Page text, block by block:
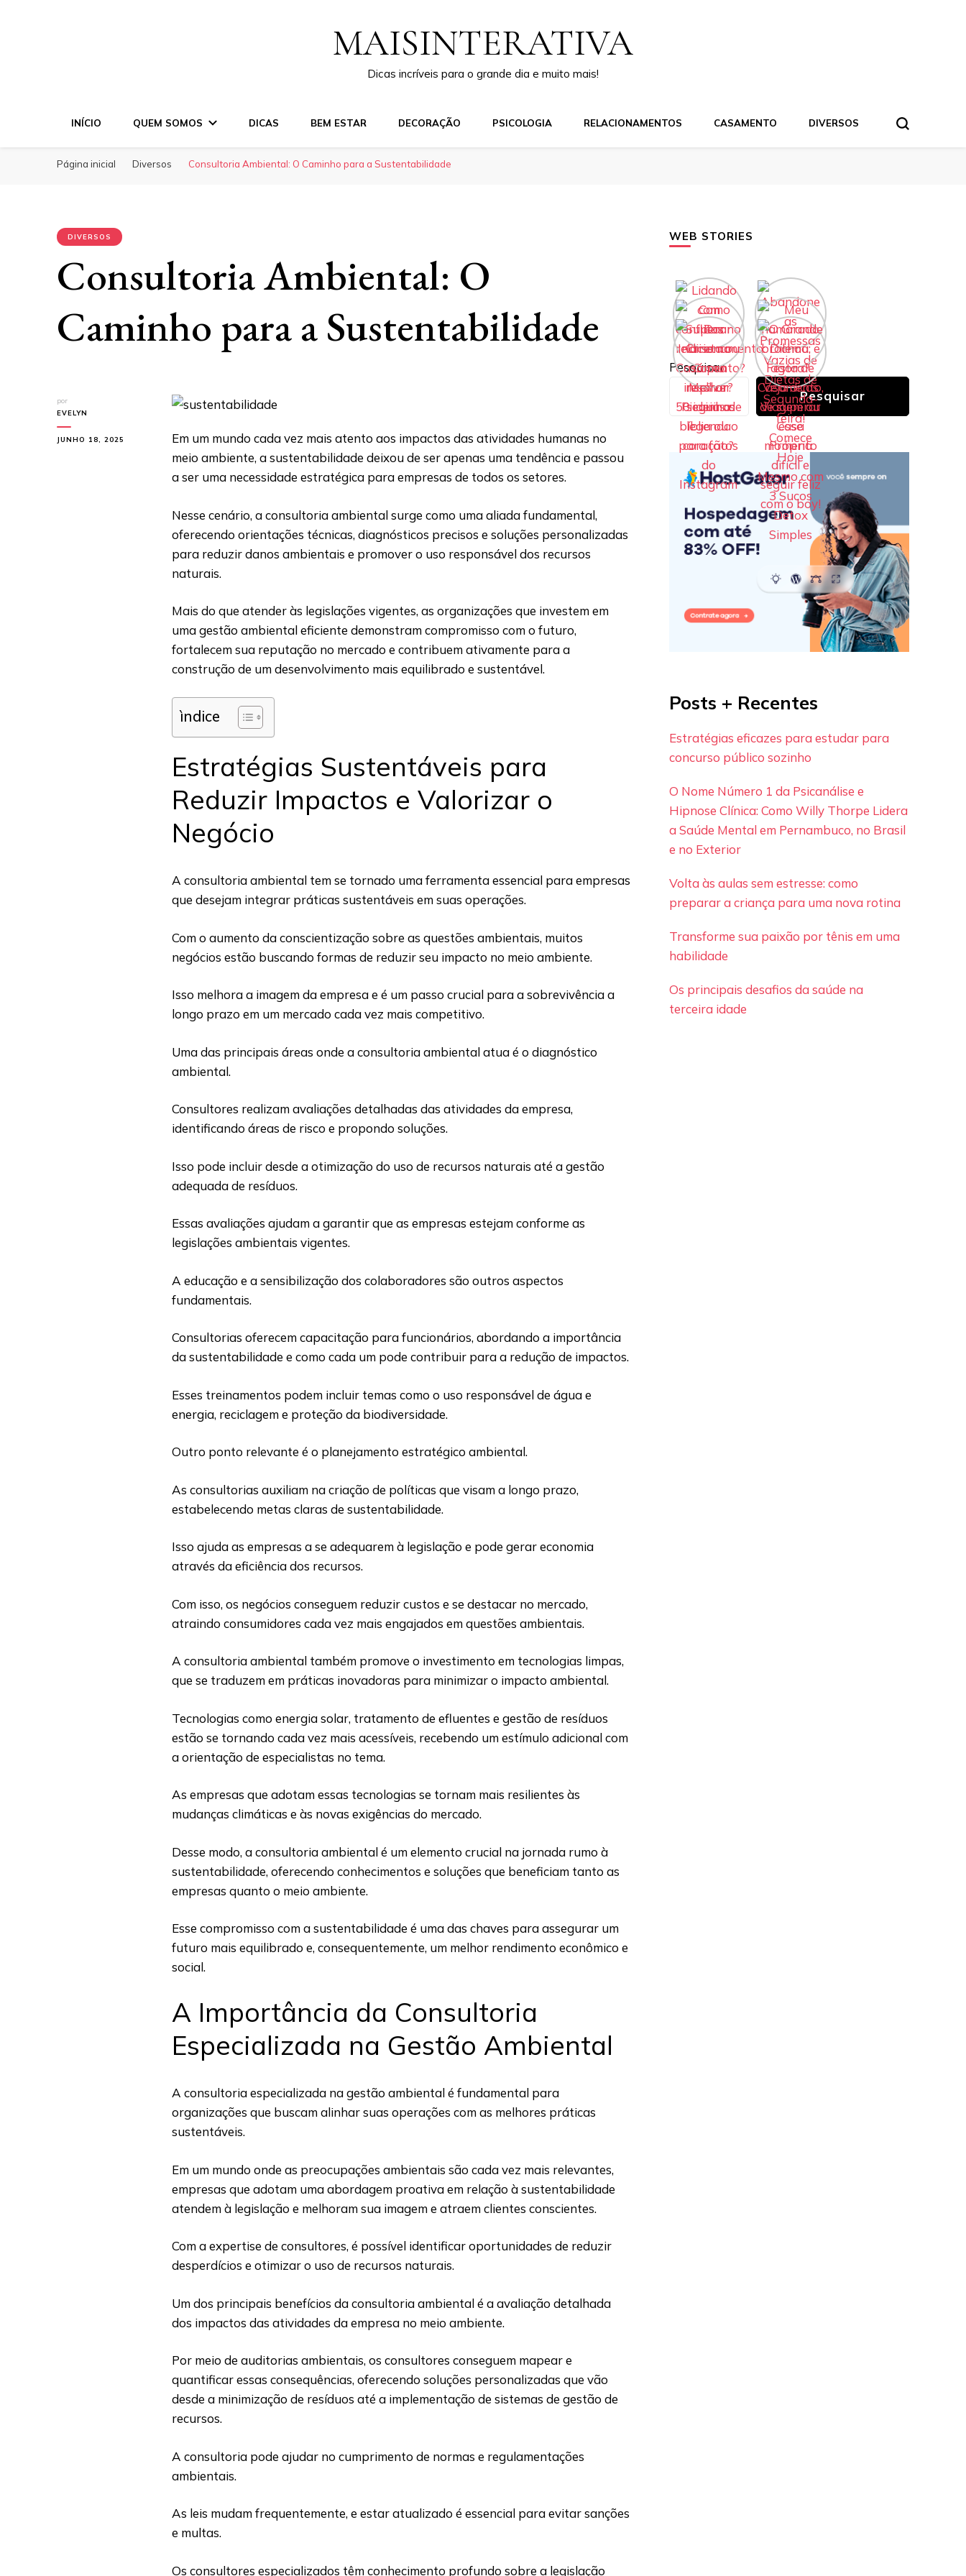
MAISINTERATIVA
Dicas incríveis para o grande dia e muito mais!
INÍCIO QUEM SOMOS DICAS BEM ESTAR DECORAÇÃO PSICOLOGIA RELACIONAMENTOS CASAMENTO DIVERSOS
Página inicial Diversos Consultoria Ambiental: O Caminho para a Sustentabilidade
DIVERSOS
Consultoria Ambiental: O
Caminho para a Sustentabilidade
por
EVELYN
JUNHO 18, 2025
Em um mundo cada vez mais atento aos impactos das atividades humanas no
meio ambiente, a sustentabilidade deixou de ser apenas uma tendência e passou
a ser uma necessidade estratégica para empresas de todos os setores.
Nesse cenário, a consultoria ambiental surge como uma aliada fundamental,
oferecendo orientações técnicas, diagnósticos precisos e soluções personalizadas
para reduzir danos ambientais e promover o uso responsável dos recursos
naturais.
Mais do que atender às legislações vigentes, as organizações que investem em
uma gestão ambiental eficiente demonstram compromisso com o futuro,
fortalecem sua reputação no mercado e contribuem ativamente para a
construção de um desenvolvimento mais equilibrado e sustentável.
ìndice
Estratégias Sustentáveis para
Reduzir Impactos e Valorizar o
Negócio
A consultoria ambiental tem se tornado uma ferramenta essencial para empresas
que desejam integrar práticas sustentáveis em suas operações.
Com o aumento da conscientização sobre as questões ambientais, muitos
negócios estão buscando formas de reduzir seu impacto no meio ambiente.
Isso melhora a imagem da empresa e é um passo crucial para a sobrevivência a
longo prazo em um mercado cada vez mais competitivo.
Uma das principais áreas onde a consultoria ambiental atua é o diagnóstico
ambiental.
Consultores realizam avaliações detalhadas das atividades da empresa,
identificando áreas de risco e propondo soluções.
Isso pode incluir desde a otimização do uso de recursos naturais até a gestão
adequada de resíduos.
Essas avaliações ajudam a garantir que as empresas estejam conforme as
legislações ambientais vigentes.
A educação e a sensibilização dos colaboradores são outros aspectos
fundamentais.
Consultorias oferecem capacitação para funcionários, abordando a importância
da sustentabilidade e como cada um pode contribuir para a redução de impactos.
Esses treinamentos podem incluir temas como o uso responsável de água e
energia, reciclagem e proteção da biodiversidade.
Outro ponto relevante é o planejamento estratégico ambiental.
As consultorias auxiliam na criação de políticas que visam a longo prazo,
estabelecendo metas claras de sustentabilidade.
Isso ajuda as empresas a se adequarem à legislação e pode gerar economia
através da eficiência dos recursos.
Com isso, os negócios conseguem reduzir custos e se destacar no mercado,
atraindo consumidores cada vez mais engajados em questões ambientais.
A consultoria ambiental também promove o investimento em tecnologias limpas,
que se traduzem em práticas inovadoras para minimizar o impacto ambiental.
Tecnologias como energia solar, tratamento de efluentes e gestão de resíduos
estão se tornando cada vez mais acessíveis, recebendo um estímulo adicional com
a orientação de especialistas no tema.
As empresas que adotam essas tecnologias se tornam mais resilientes às
mudanças climáticas e às novas exigências do mercado.
Desse modo, a consultoria ambiental é um elemento crucial na jornada rumo à
sustentabilidade, oferecendo conhecimentos e soluções que beneficiam tanto as
empresas quanto o meio ambiente.
Esse compromisso com a sustentabilidade é uma das chaves para assegurar um
futuro mais equilibrado e, consequentemente, um melhor rendimento econômico e
social.
A Importância da Consultoria
Especializada na Gestão Ambiental
A consultoria especializada na gestão ambiental é fundamental para
organizações que buscam alinhar suas operações com as melhores práticas
sustentáveis.
Em um mundo onde as preocupações ambientais são cada vez mais relevantes,
empresas que adotam uma abordagem proativa em relação à sustentabilidade
atendem à legislação e melhoram sua imagem e atraem clientes conscientes.
Com a expertise de consultores, é possível identificar oportunidades de reduzir
desperdícios e otimizar o uso de recursos naturais.
Um dos principais benefícios da consultoria ambiental é a avaliação detalhada
dos impactos das atividades da empresa no meio ambiente.
Por meio de auditorias ambientais, os consultores conseguem mapear e
quantificar essas consequências, oferecendo soluções personalizadas que vão
desde a minimização de resíduos até a implementação de sistemas de gestão de
recursos.
A consultoria pode ajudar no cumprimento de normas e regulamentações
ambientais.
As leis mudam frequentemente, e estar atualizado é essencial para evitar sanções
e multas.
Os consultores especializados têm conhecimento profundo sobre a legislação
WEB STORIES
Pesquisar
Pesquisar
Posts + Recentes
Estratégias eficazes para estudar para
concurso público sozinho
O Nome Número 1 da Psicanálise e
Hipnose Clínica: Como Willy Thorpe Lidera
a Saúde Mental em Pernambuco, no Brasil
e no Exterior
Volta às aulas sem estresse: como
preparar a criança para uma nova rotina
Transforme sua paixão por tênis em uma
habilidade
Os principais desafios da saúde na
terceira idade